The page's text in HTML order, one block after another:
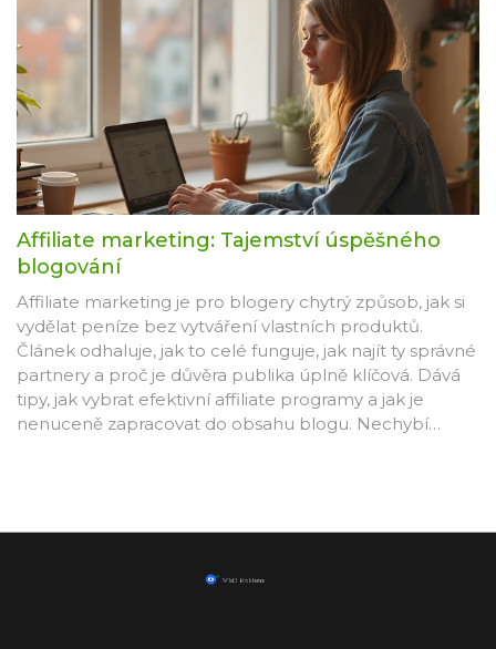
Affiliate marketing: Tajemství úspěšného
blogování
Affiliate marketing je pro blogery chytrý způsob, jak si
vydělat peníze bez vytváření vlastních produktů.
Článek odhaluje, jak to celé funguje, jak najít ty správné
partnery a proč je důvěra publika úplně klíčová. Dává
tipy, jak vybrat efektivní affiliate programy a jak je
nenuceně zapracovat do obsahu blogu. Nechybí